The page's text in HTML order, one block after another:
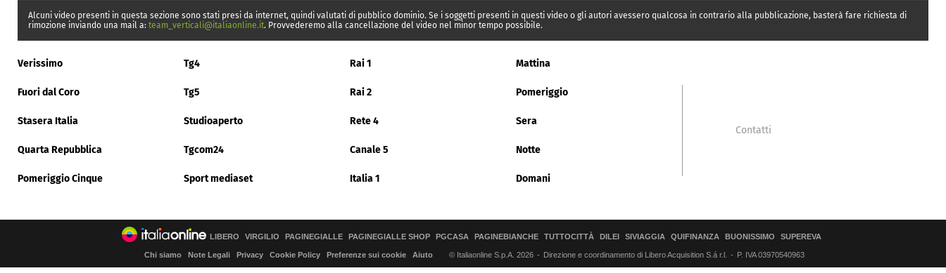
Alcuni video presenti in questa sezione sono stati presi da internet, quindi valutati di pubblico dominio. Se i soggetti presenti in questi video o gli autori avessero qualcosa in contrario alla pubblicazione, basterà fare richiesta di
rimozione inviando una mail a: team_verticali@italiaonline.it. Provvederemo alla cancellazione del video nel minor tempo possibile.
Verissimo Tg4 Rai 1 Mattina
Fuori dal Coro Tg5 Rai 2 Pomeriggio
Stasera Italia Studioaperto Rete 4 Sera
Quarta Repubblica Tgcom24 Canale 5 Notte
Pomeriggio Cinque Sport mediaset Italia 1 Domani
Contatti
LIBERO VIRGILIO PAGINEGIALLE PAGINEGIALLE SHOP PGCASA PAGINEBIANCHE TUTTOCITTÀ DILEI SIVIAGGIA QUIFINANZA BUONISSIMO SUPEREVA
Chi siamo Note Legali Privacy Cookie Policy Preferenze sui cookie Aiuto © Italiaonline S.p.A. 2026 Direzione e coordinamento di Libero Acquisition S.á r.l. P. IVA 03970540963